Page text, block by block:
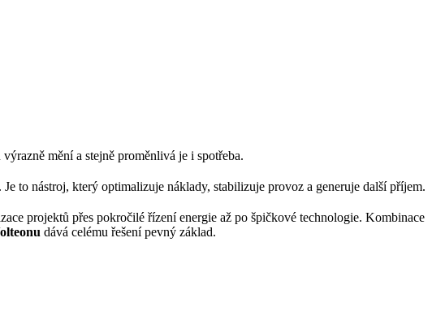
mění a stejně proměnlivá je i spotřeba.
to nástroj, který optimalizuje náklady, stabilizuje provoz a generuje další příjem.
projektů přes pokročilé řízení energie až po špičkové technologie. Kombinace
dává celému řešení pevný základ.